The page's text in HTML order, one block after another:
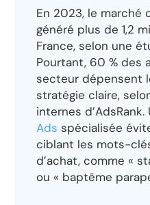
En 2023, le marché
généré plus de 1,2
France, selon une
Pourtant, 60 % des
secteur dépensent
stratégie claire,
internes d’AdsRank.
Ads spécialisée
ciblant les mots-
d’achat, comme «
ou « baptême